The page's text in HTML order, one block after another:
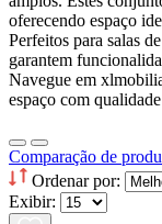
oferecendo espaço
Perfeitos para salas
garantem
Navegue em
espaço com
Comparação de
Ordenar por:
Exibir: